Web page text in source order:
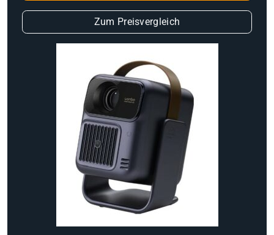
Zum Preisvergleich